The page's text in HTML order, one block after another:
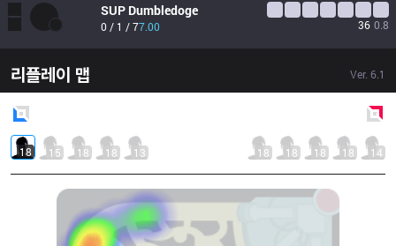
SUP Dumbledoge
0 / 1 / 77.00 36 0.8
리플레이 맵 Ver. 6.1
18 15 18 18 13 18 18 18 18 14